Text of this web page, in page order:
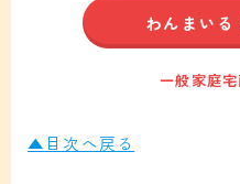
わんまいる
一般家庭
▲目次へ戻る